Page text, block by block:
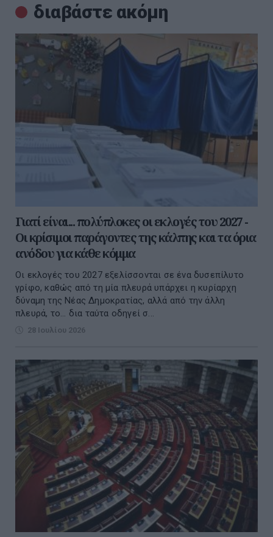
διαβάστε ακόμη
Γιατί είναι... πολύπλοκες οι εκλογές του 2027 -
Οι κρίσιμοι παράγοντες της κάλπης και τα όρια
ανόδου για κάθε κόμμα
Οι εκλογές του 2027 εξελίσσονται σε ένα δυσεπίλυτο
γρίφο, καθώς από τη μία πλευρά υπάρχει η κυρίαρχη
δύναμη της Νέας Δημοκρατίας, αλλά από την άλλη
πλευρά, το... δια ταύτα οδηγεί σ...
28 Ιουλίου 2026